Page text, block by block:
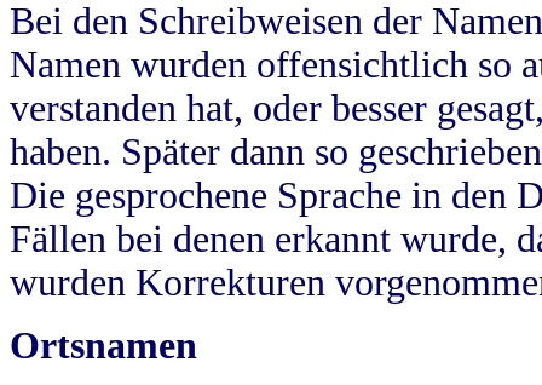
Bei den Schreibweisen der
Namen wurden offensichtlich so
verstanden hat, oder besser
haben. Später dann so
Die gesprochene Sprache in
Fällen bei denen erkannt wurde,
wurden Korrekturen
Ortsnamen